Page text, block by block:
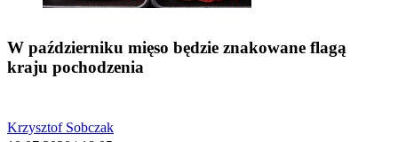
W październiku mięso będzie znakowane flagą
kraju pochodzenia
Krzysztof Sobczak